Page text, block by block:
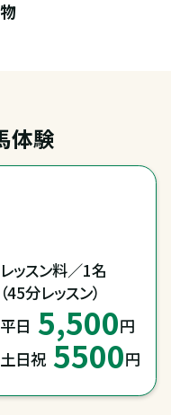
体験
レッスン料／1名
（45分レッスン）
平日 5,500円
土日祝 5500円